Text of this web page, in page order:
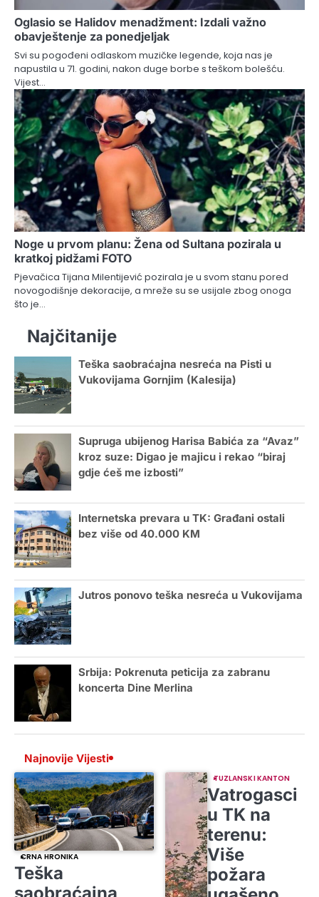
Oglasio se Halidov menadžment: Izdali važno
obavještenje za ponedjeljak
Svi su pogođeni odlaskom muzičke legende, koja nas je
napustila u 71. godini, nakon duge borbe s teškom bolešću.
Vijest…
Noge u prvom planu: Žena od Sultana pozirala u
kratkoj pidžami FOTO
Pjevačica Tijana Milentijević pozirala je u svom stanu pored
novogodišnje dekoracije, a mreže su se usijale zbog onoga
što je…
Najčitanije
Teška saobraćajna nesreća na Pisti u
Vukovijama Gornjim (Kalesija)
Supruga ubijenog Harisa Babića za “Avaz”
kroz suze: Digao je majicu i rekao “biraj
gdje ćeš me izbosti”
Internetska prevara u TK: Građani ostali
bez više od 40.000 KM
Jutros ponovo teška nesreća u Vukovijama
Srbija: Pokrenuta peticija za zabranu
koncerta Dine Merlina
Najnovije Vijesti
CRNA HRONIKA
Teška
TUZLANSKI KANTON
Vatrogasci
u TK na
terenu:
Više
požara